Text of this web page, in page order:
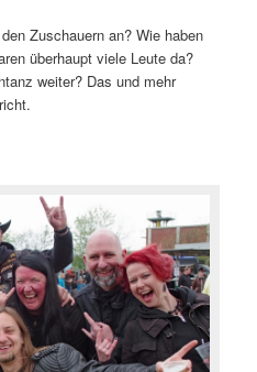
Zuschauern an? Wie haben
überhaupt viele Leute da?
weiter? Das und mehr